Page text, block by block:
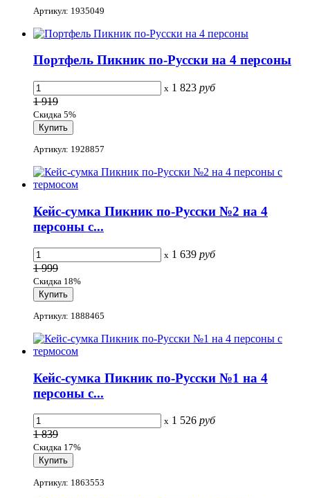
Артикул: 1935049
Портфель Пикник по-Русски на 4 персоны
x 1 823 руб
1 919
Скидка 5%
Артикул: 1928857
Кейс-сумка Пикник по-Русски №2 на 4
персоны с...
x 1 639 руб
1 999
Скидка 18%
Артикул: 1888465
Кейс-сумка Пикник по-Русски №1 на 4
персоны с...
x 1 526 руб
1 839
Скидка 17%
Артикул: 1863553